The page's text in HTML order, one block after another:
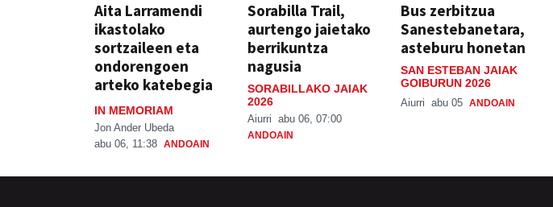
Aita Larramendi
ikastolako
sortzaileen eta
ondorengoen
arteko katebegia
IN MEMORIAM
Jon Ander Ubeda
abu 06, 11:38 ANDOAIN
Sorabilla Trail,
aurtengo jaietako
berrikuntza
nagusia
SORABILLAKO JAIAK
2026
Aiurri abu 06, 07:00
ANDOAIN
Bus zerbitzua
Sanestebanetara,
asteburu honetan
SAN ESTEBAN JAIAK
GOIBURUN 2026
Aiurri abu 05 ANDOAIN